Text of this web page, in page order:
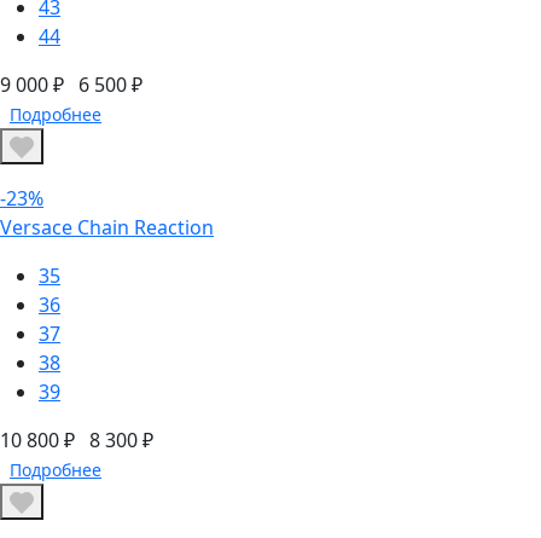
43
44
9 000 ₽ 6 500 ₽
Подробнее
-23%
Versace Chain Reaction
35
36
37
38
39
10 800 ₽ 8 300 ₽
Подробнее